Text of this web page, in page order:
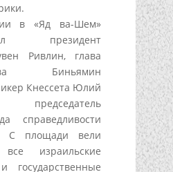
в «Яд ва-Шем»
президент
Ривлин, глава
Биньямин
Кнессета Юлий
председатель
справедливости
С площади вели
все израильские
государственные